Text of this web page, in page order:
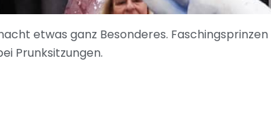
etwas ganz Besonderes.
Prunksitzungen.